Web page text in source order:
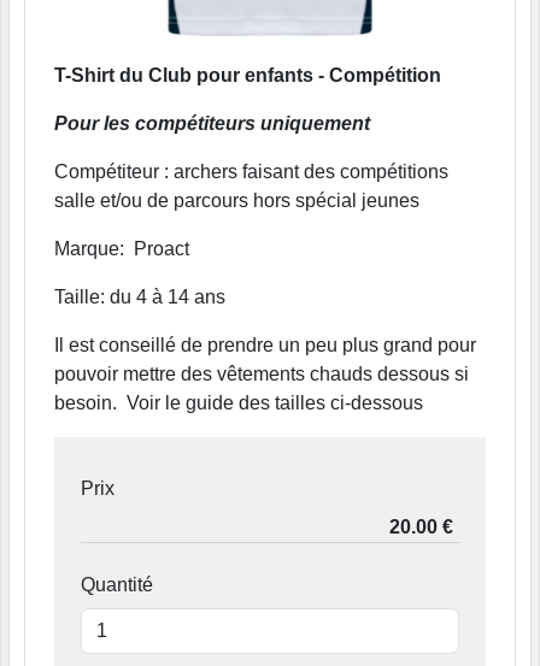
T-Shirt du Club pour enfants - Compétition
Pour les compétiteurs uniquement
Compétiteur : archers faisant des compétitions
salle et/ou de parcours hors spécial jeunes
Marque: Proact
Taille: du 4 à 14 ans
Il est conseillé de prendre un peu plus grand pour
pouvoir mettre des vêtements chauds dessous si
besoin. Voir le guide des tailles ci-dessous
Prix
Quantité